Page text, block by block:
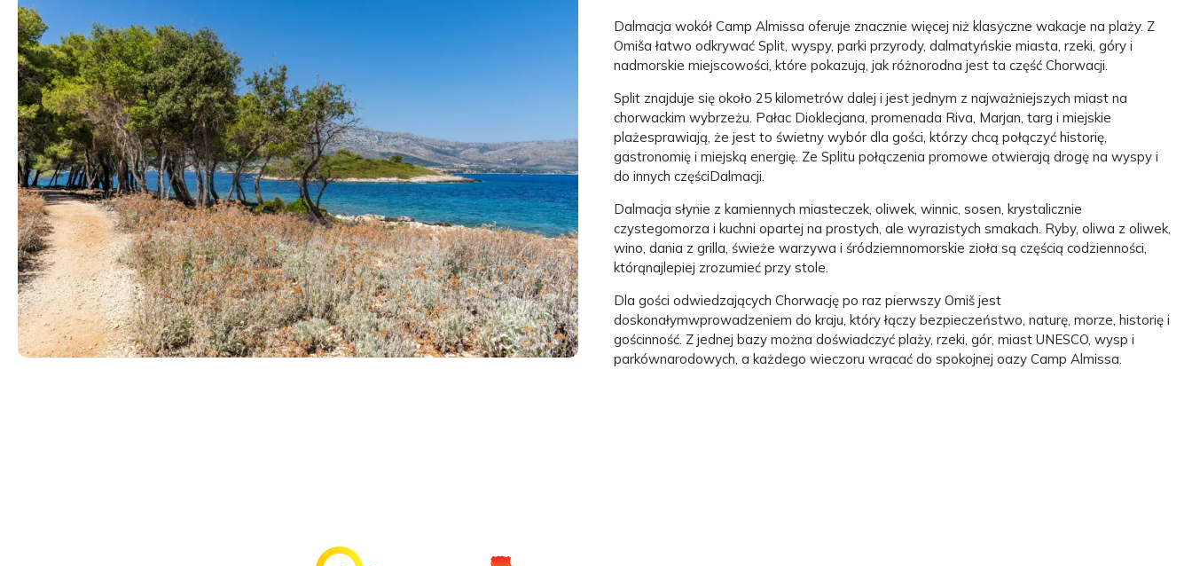
Dalmacja wokół Camp Almissa oferuje znacznie więcej niż klasyczne wakacje na plaży. Z
Omiša łatwo odkrywać Split, wyspy, parki przyrody, dalmatyńskie miasta, rzeki, góry i
nadmorskie miejscowości, które pokazują, jak różnorodna jest ta część Chorwacji.
Split znajduje się około 25 kilometrów dalej i jest jednym z najważniejszych miast na
chorwackim wybrzeżu. Pałac Dioklecjana, promenada Riva, Marjan, targ i miejskie
plażesprawiają, że jest to świetny wybór dla gości, którzy chcą połączyć historię,
gastronomię i miejską energię. Ze Splitu połączenia promowe otwierają drogę na wyspy i
do innych częściDalmacji.
Dalmacja słynie z kamiennych miasteczek, oliwek, winnic, sosen, krystalicznie
czystegomorza i kuchni opartej na prostych, ale wyrazistych smakach. Ryby, oliwa z oliwek,
wino, dania z grilla, świeże warzywa i śródziemnomorskie zioła są częścią codzienności,
którąnajlepiej zrozumieć przy stole.
Dla gości odwiedzających Chorwację po raz pierwszy Omiš jest
doskonałymwprowadzeniem do kraju, który łączy bezpieczeństwo, naturę, morze, historię i
gościnność. Z jednej bazy można doświadczyć plaży, rzeki, gór, miast UNESCO, wysp i
parkównarodowych, a każdego wieczoru wracać do spokojnej oazy Camp Almissa.